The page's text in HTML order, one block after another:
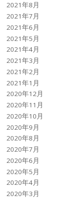
2021年8月
2021年7月
2021年6月
2021年5月
2021年4月
2021年3月
2021年2月
2021年1月
2020年12月
2020年11月
2020年10月
2020年9月
2020年8月
2020年7月
2020年6月
2020年5月
2020年4月
2020年3月